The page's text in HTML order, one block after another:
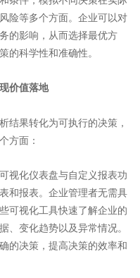
险等多个方面。企业可以对
的影响，从而选择最优方
的科学性和准确性。
价值落地
果转化为可执行的决策，
方面：
化仪表盘与自定义报表功
和报表。企业管理者无需具
可视化工具快速了解企业的
、变化趋势以及异常情况。
的决策，提高决策的效率和